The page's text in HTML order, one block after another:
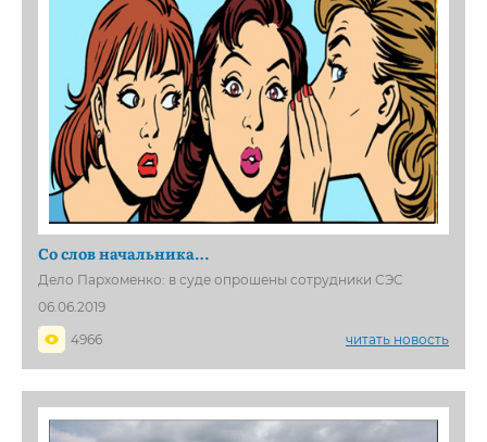
Со слов начальника…
Дело Пархоменко: в суде опрошены сотрудники СЭС
06.06.2019
4966
читать новость